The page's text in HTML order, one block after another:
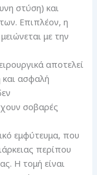
στύση) και
Επιπλέον, η
με την
αποτελεί
και ασφαλή
σοβαρές
εμφύτευμα, που
περίπου
Η τομή είναι